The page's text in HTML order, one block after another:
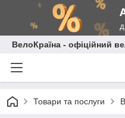
ВелоКраїна - офіційний
Товари та послуги